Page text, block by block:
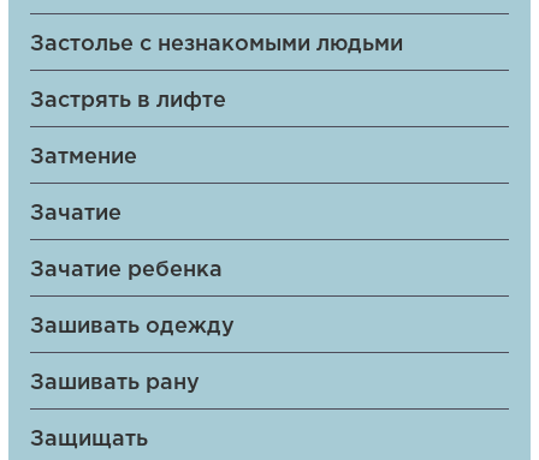
Застолье с незнакомыми людьми
Застрять в лифте
Затмение
Зачатие
Зачатие ребенка
Зашивать одежду
Зашивать рану
Защищать